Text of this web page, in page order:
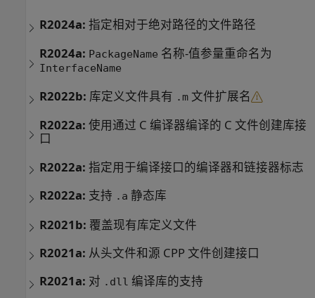
R2024a:指定相对于绝对路径的文件路径
R2024a: PackageName 名称-值参量重命名为
InterfaceName
R2022b: 库定义文件具有 .m 文件扩展名
R2022a:使用通过 C 编译器编译的 C 文件创建库接
口
R2022a:指定用于编译接口的编译器和链接器标志
R2022a: 支持 .a 静态库
R2021b: 覆盖现有库定义文件
R2021a: 从头文件和源 CPP 文件创建接口
R2021a: 对 .dll 编译库的支持